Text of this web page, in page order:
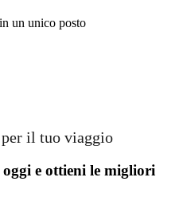
un unico posto
il tuo viaggio
e ottieni le migliori